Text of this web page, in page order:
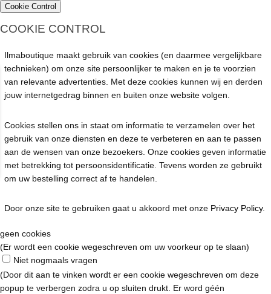
Cookie Control
COOKIE CONTROL
Ilmaboutique maakt gebruik van cookies (en daarmee vergelijkbare
technieken) om onze site persoonlijker te maken en je te voorzien
van relevante advertenties. Met deze cookies kunnen wij en derden
jouw internetgedrag binnen en buiten onze website volgen.
Cookies stellen ons in staat om informatie te verzamelen over het
gebruik van onze diensten en deze te verbeteren en aan te passen
aan de wensen van onze bezoekers. Onze cookies geven informatie
met betrekking tot persoonsidentificatie. Tevens worden ze gebruikt
om uw bestelling correct af te handelen.
Door onze site te gebruiken gaat u akkoord met onze Privacy Policy.
geen cookies
(Er wordt een cookie wegeschreven om uw voorkeur op te slaan)
Niet nogmaals vragen
(Door dit aan te vinken wordt er een cookie wegeschreven om deze
popup te verbergen zodra u op sluiten drukt. Er word géén